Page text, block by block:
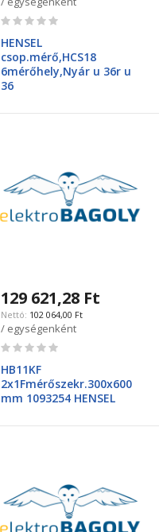
Rating:
HENSEL
csop.mérő,HCS18
6mérőhely,Nyár u 36r u
36
129 621,28 Ft
102 064,00 Ft
/ egységenként
Rating:
HB11KF
2x1Fmérőszekr.300x600
mm 1093254 HENSEL